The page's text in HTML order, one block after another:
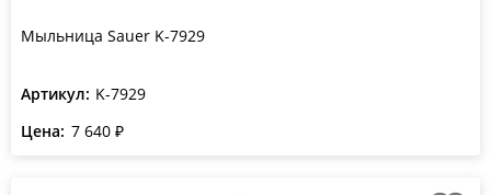
Мыльница Sauer K-7929
Артикул: K-7929
Цена: 7 640 ₽